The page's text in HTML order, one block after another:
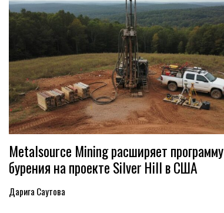
Metalsource Mining расширяет программу
бурения на проекте Silver Hill в США
Дарига Саутова